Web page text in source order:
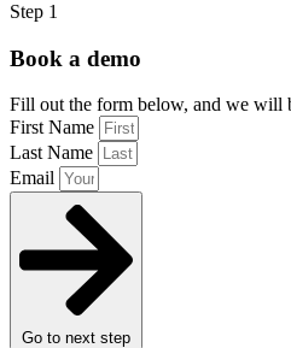
Step 1
Book a demo
Fill out the form below, and we will
First Name
Last Name
Email
Go to next step